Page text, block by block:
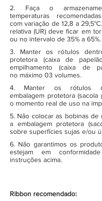
2. Faça o
temperaturas
com variação de 12,8 a
relativa (UR) deve ficar em
ou no intervalo de 35% a 65%.
3. Manter os rótulos
protetora (caixa de
empilhamento (caixa de
no máximo 03 volumes.
4. Manter os rótulos
embalagem protetora (sacola
o momento real de uso na
5. Não colocar as bobinas de
a embalagem protetora
sobre superfícies sujas e/ou
6. Não garantimos os
estejam em
instruções acima.
Ribbon recomendado: